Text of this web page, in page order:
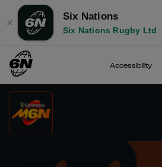
✕
Six Nations
Six Nations Rugby Ltd
Accessibility